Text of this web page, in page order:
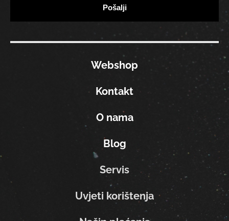
Webshop
Kontakt
O nama
Blog
Servis
Uvjeti korištenja